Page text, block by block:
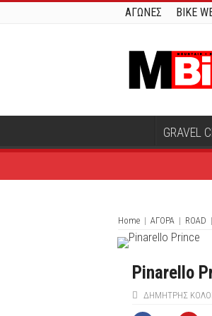
ΑΓΩΝΕΣ BIKE
GRAVEL
Home | ΑΓΟΡΑ | ROAD |
Pinarello
ΔΗΜΉΤΡΗΣ